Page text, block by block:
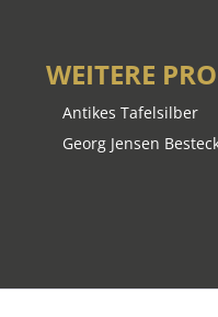
WEITERE
Antikes Tafelsilber
Georg Jensen